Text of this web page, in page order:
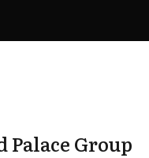
Palace Group